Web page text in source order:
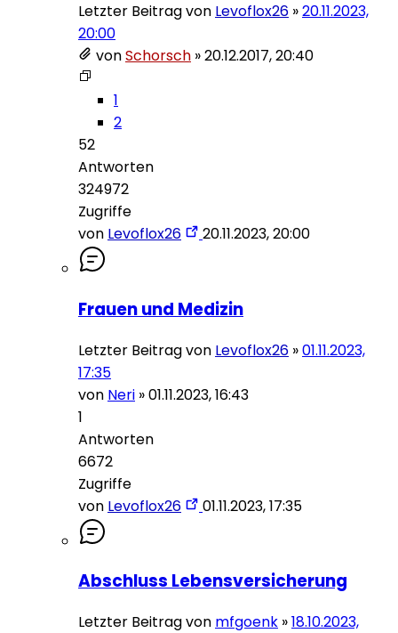
Letzter Beitrag von Levoflox26 »20.11.2023,
20:00
vonSchorsch »20.12.2017, 20:40
1
2
52
Antworten
324972
Zugriffe
von Levoflox26 20.11.2023, 20:00
Frauen und Medizin
Letzter Beitrag von Levoflox26 »01.11.2023,
17:35
von Neri »01.11.2023, 16:43
1
Antworten
6672
Zugriffe
von Levoflox26 01.11.2023, 17:35
Abschluss Lebensversicherung
Letzter Beitrag von mfgoenk »18.10.2023,